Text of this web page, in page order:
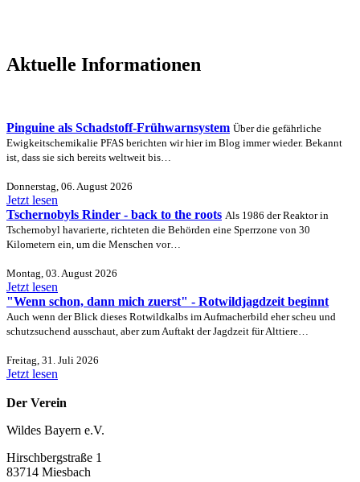
Aktuelle Informationen
Pinguine als Schadstoff-Frühwarnsystem Über die gefährliche
Ewigkeitschemikalie PFAS berichten wir hier im Blog immer wieder. Bekannt
ist, dass sie sich bereits weltweit bis…
Donnerstag, 06. August 2026
Jetzt lesen
Tschernobyls Rinder - back to the roots Als 1986 der Reaktor in
Tschernobyl havarierte, richteten die Behörden eine Sperrzone von 30
Kilometern ein, um die Menschen vor…
Montag, 03. August 2026
Jetzt lesen
"Wenn schon, dann mich zuerst" - Rotwildjagdzeit beginnt
Auch wenn der Blick dieses Rotwildkalbs im Aufmacherbild eher scheu und
schutzsuchend ausschaut, aber zum Auftakt der Jagdzeit für Alttiere…
Freitag, 31. Juli 2026
Jetzt lesen
Der Verein
Wildes Bayern e.V.
Hirschbergstraße 1
83714 Miesbach